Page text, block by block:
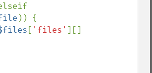
)) {
[ 'files' ][]